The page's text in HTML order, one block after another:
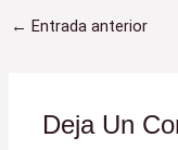
← Entrada anterior
Deja Un